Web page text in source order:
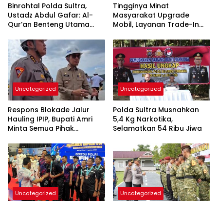
Binrohtal Polda Sultra,
Ustadz Abdul Gafar: Al-
Qur’an Benteng Utama
Penyimpangan Sosial
Tingginya Minat
Masyarakat Upgrade
Mobil, Layanan Trade-In
Permintaan
Uncategorized
Respons Blokade Jalur
Hauling IPIP, Bupati Amri
Minta Semua Pihak
Kepastian Hukum
Uncategorized
Polda Sultra Musnahkan
5,4 Kg Narkotika,
Selamatkan 54 Ribu Jiwa
Uncategorized Uncategorized